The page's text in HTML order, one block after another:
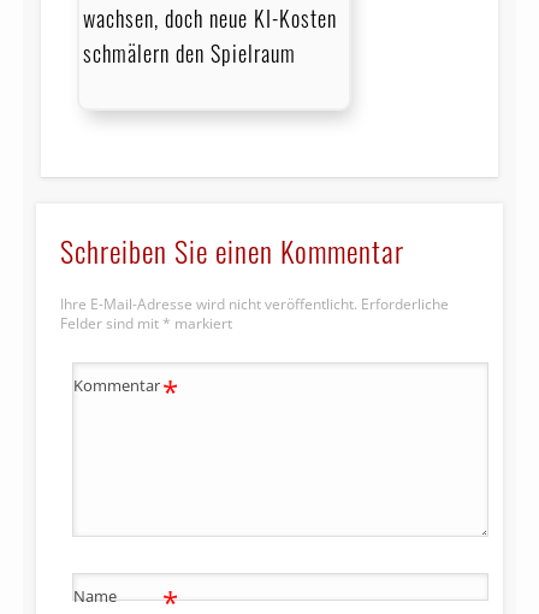
wachsen, doch neue KI-Kosten
schmälern den Spielraum
Schreiben Sie einen Kommentar
Ihre E-Mail-Adresse wird nicht veröffentlicht. Erforderliche
Felder sind mit * markiert
Kommentar*
Name *